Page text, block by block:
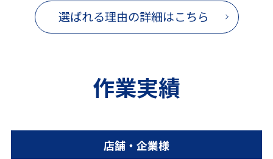
選ばれる理由の詳細はこちら
作業実績
店舗・企業様